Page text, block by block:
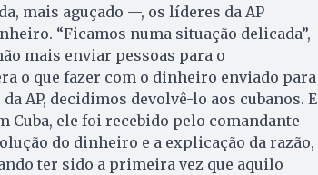
mais aguçado —, os líderes da AP
“Ficamos numa situação delicada”,
mais enviar pessoas para o
o que fazer com o dinheiro enviado para
AP, decidimos devolvê-lo aos cubanos. E
Cuba, ele foi recebido pelo comandante
do dinheiro e a explicação da razão,
ter sido a primeira vez que aquilo